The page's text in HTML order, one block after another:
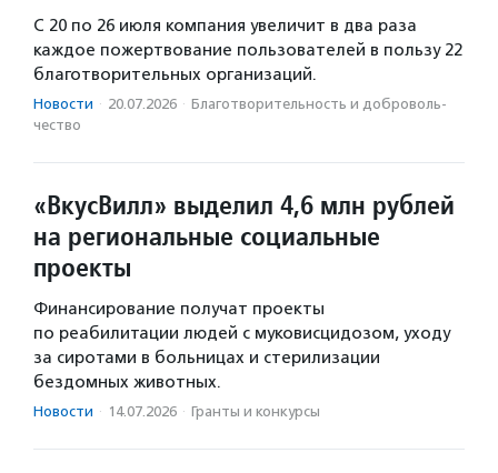
С 20 по 26 июля компания увеличит в два раза
каждое пожертвование пользователей в пользу 22
благотворительных организаций.
Новости · 20.07.2026 · Благотвори­тель­ность и доброволь­
чест­во
«ВкусВилл» выделил 4,6 млн рублей
на региональные социальные
проекты
Финансирование получат проекты
по реабилитации людей с муковисцидозом, уходу
за сиротами в больницах и стерилизации
бездомных животных.
Новости · 14.07.2026 · Гранты и конкурсы